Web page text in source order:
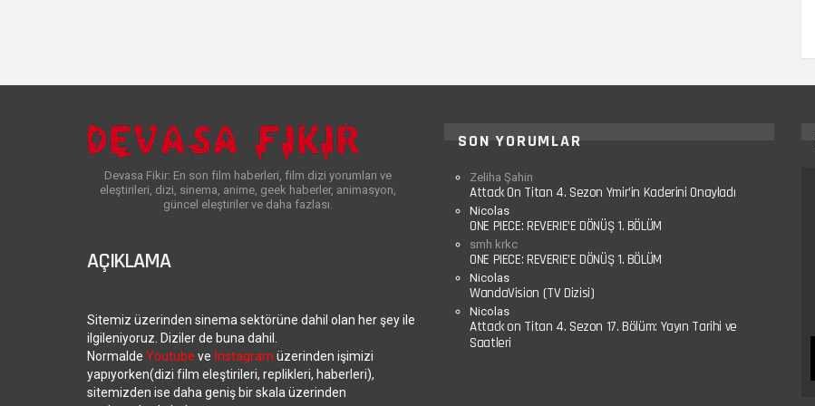
Devasa Fikir: En son film haberleri, film dizi yorumları ve
eleştirileri, dizi, sinema, anime, geek haberler, animasyon,
güncel eleştiriler ve daha fazlası.
AÇIKLAMA
Sitemiz üzerinden sinema sektörüne dahil olan her şey ile
ilgileniyoruz. Diziler de buna dahil.
Normalde Youtube ve İnstagram üzerinden işimizi
yapıyorken(dizi film eleştirileri, replikleri, haberleri),
sitemizden ise daha geniş bir skala üzerinden
SON YORUMLAR
Zeliha Şahin
Attack On Titan 4. Sezon Ymir’in Kaderini Onayladı
Nicolas
ONE PIECE: REVERIE’E DÖNÜŞ 1. BÖLÜM
smh krkc
ONE PIECE: REVERIE’E DÖNÜŞ 1. BÖLÜM
Nicolas
WandaVision (TV Dizisi)
Nicolas
Attack on Titan 4. Sezon 17. Bölüm: Yayın Tarihi ve
Saatleri